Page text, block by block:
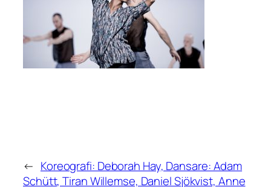
← Koreografi: Deborah Hay, Dansare: Adam
Schütt, Tiran Willemse, Daniel Sjökvist, Anne